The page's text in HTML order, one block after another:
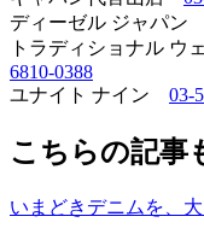
ディーゼル ジャパン
トラディショナル ウ
6810-0388
ユナイト ナイン 03-
こちらの記事
いまどきデニムを、